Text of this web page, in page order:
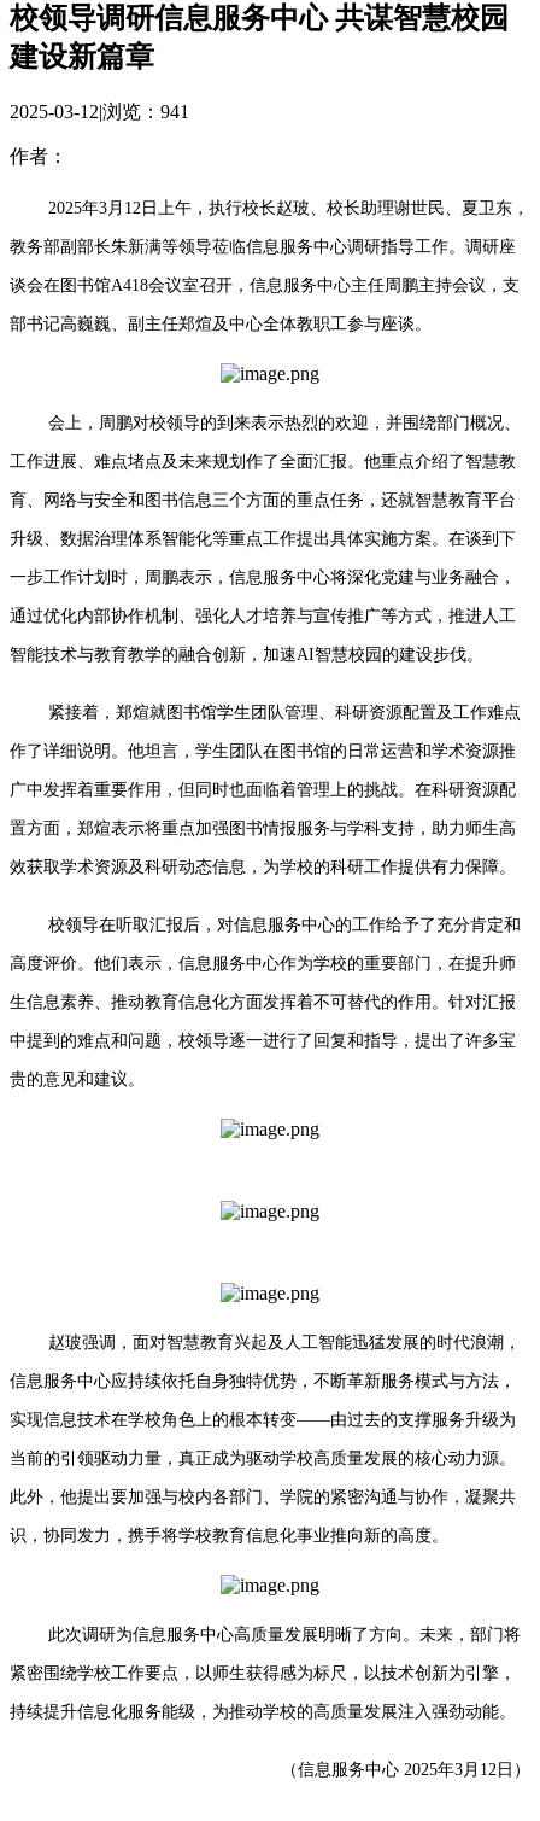
校领导调研信息服务中心 共谋智慧校园
建设新篇章
2025-03-12|浏览： 941
作者：
2025年3月12日上午，执行校长赵玻、校长助理谢世民、夏卫东，
教务部副部长朱新满等领导莅临信息服务中心调研指导工作。调研座
谈会在图书馆A418会议室召开，信息服务中心主任周鹏主持会议，支
部书记高巍巍、副主任郑煊及中心全体教职工参与座谈。
会上，周鹏对校领导的到来表示热烈的欢迎，并围绕部门概况、
工作进展、难点堵点及未来规划作了全面汇报。他重点介绍了智慧教
育、网络与安全和图书信息三个方面的重点任务，还就智慧教育平台
升级、数据治理体系智能化等重点工作提出具体实施方案。在谈到下
一步工作计划时，周鹏表示，信息服务中心将深化党建与业务融合，
通过优化内部协作机制、强化人才培养与宣传推广等方式，推进人工
智能技术与教育教学的融合创新，加速AI智慧校园的建设步伐。
紧接着，郑煊就图书馆学生团队管理、科研资源配置及工作难点
作了详细说明。他坦言，学生团队在图书馆的日常运营和学术资源推
广中发挥着重要作用，但同时也面临着管理上的挑战。在科研资源配
置方面，郑煊表示将重点加强图书情报服务与学科支持，助力师生高
效获取学术资源及科研动态信息，为学校的科研工作提供有力保障。
校领导在听取汇报后，对信息服务中心的工作给予了充分肯定和
高度评价。他们表示，信息服务中心作为学校的重要部门，在提升师
生信息素养、推动教育信息化方面发挥着不可替代的作用。针对汇报
中提到的难点和问题，校领导逐一进行了回复和指导，提出了许多宝
贵的意见和建议。
赵玻强调，面对智慧教育兴起及人工智能迅猛发展的时代浪潮，
信息服务中心应持续依托自身独特优势，不断革新服务模式与方法，
实现信息技术在学校角色上的根本转变——由过去的支撑服务升级为
当前的引领驱动力量，真正成为驱动学校高质量发展的核心动力源。
此外，他提出要加强与校内各部门、学院的紧密沟通与协作，凝聚共
识，协同发力，携手将学校教育信息化事业推向新的高度。
此次调研为信息服务中心高质量发展明晰了方向。未来，部门将
紧密围绕学校工作要点，以师生获得感为标尺，以技术创新为引擎，
持续提升信息化服务能级，为推动学校的高质量发展注入强劲动能。
（信息服务中心 2025年3月12日）